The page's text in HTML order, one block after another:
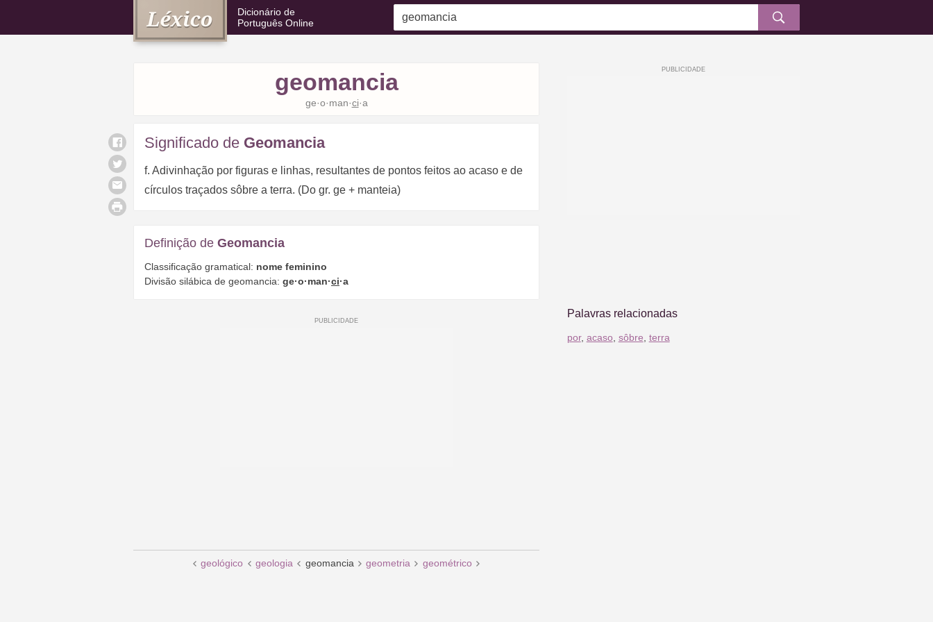
Dicionário de
Português Online
geomancia
ge·o·man·ci·a
Significado de Geomancia
f. Adivinhação por figuras e linhas, resultantes de pontos feitos ao acaso e de
círculos traçados sôbre a terra. (Do gr. ge + manteia)
Definição de Geomancia
Classificação gramatical: nome feminino
Divisão silábica de geomancia: ge·o·man·ci·a
geológico geologia geomancia geometria geométrico
Palavras relacionadas
por, acaso, sôbre terra